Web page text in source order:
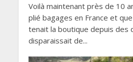
Voilà maintenant près de 10
plié bagages en France et que
tenait la boutique depuis des
disparaissait de...